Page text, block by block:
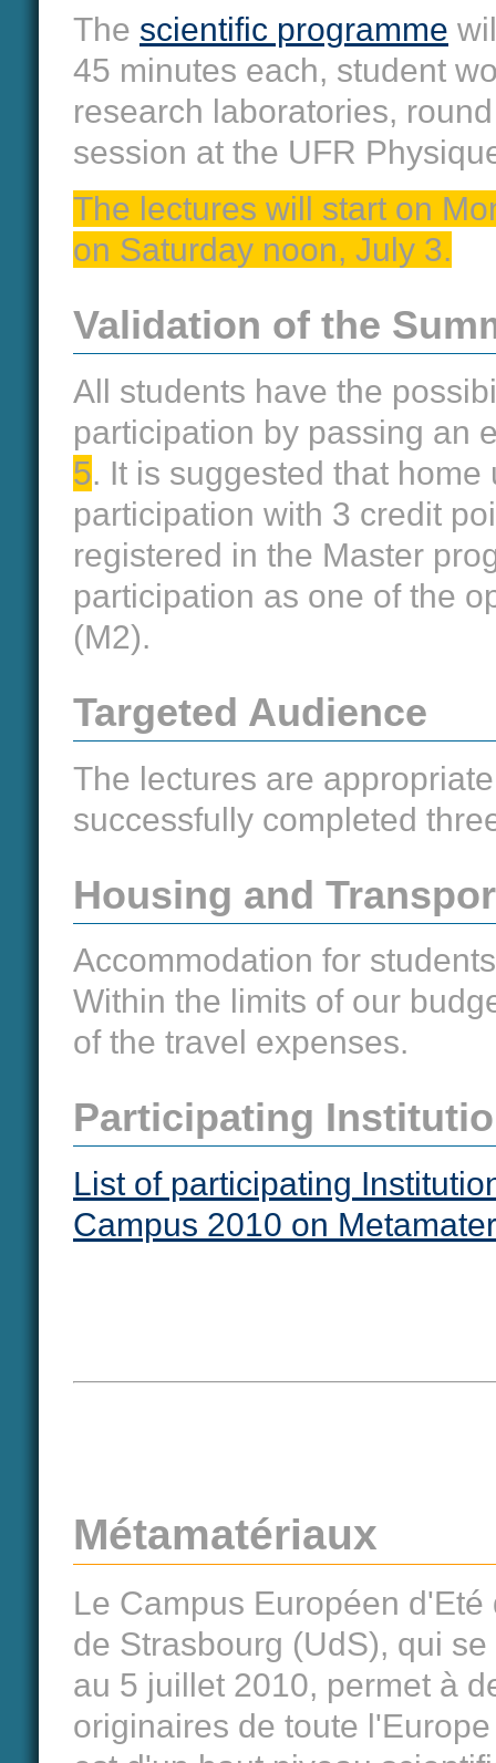
The scientific programme
45 minutes each, student
research laboratories,
session at the UFR
The lectures will start on
on Saturday noon, July 3.
Validation of the
All students have the
participation by passing an
5. It is suggested that
participation with 3 credit
registered in the Master
participation as one of the
(M2).
Targeted Audience
The lectures are
successfully completed
Housing and
Accommodation for
Within the limits of our
of the travel expenses.
Participating
List of participating
Campus 2010 on
Métamatériaux
Le Campus Européen
de Strasbourg (UdS), qui
au 5 juillet 2010, permet à
originaires de toute